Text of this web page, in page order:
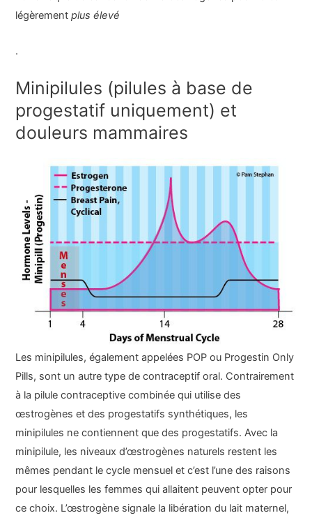
légèrementplus élevé
.
Minipilules (pilules à base de
progestatif uniquement) et
douleurs mammaires
Les minipilules, également appelées POP ou Progestin Only
Pills, sont un autre type de contraceptif oral. Contrairement
à la pilule contraceptive combinée qui utilise des
œstrogènes et des progestatifs synthétiques, les
minipilules ne contiennent que des progestatifs. Avec la
minipilule, les niveaux d’œstrogènes naturels restent les
mêmes pendant le cycle mensuel et c’est l’une des raisons
pour lesquelles les femmes qui allaitent peuvent opter pour
ce choix. L’œstrogène signale la libération du lait maternel,